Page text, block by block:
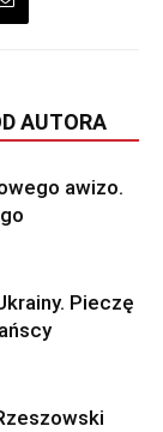
AUTORA
awizo.
Pieczę